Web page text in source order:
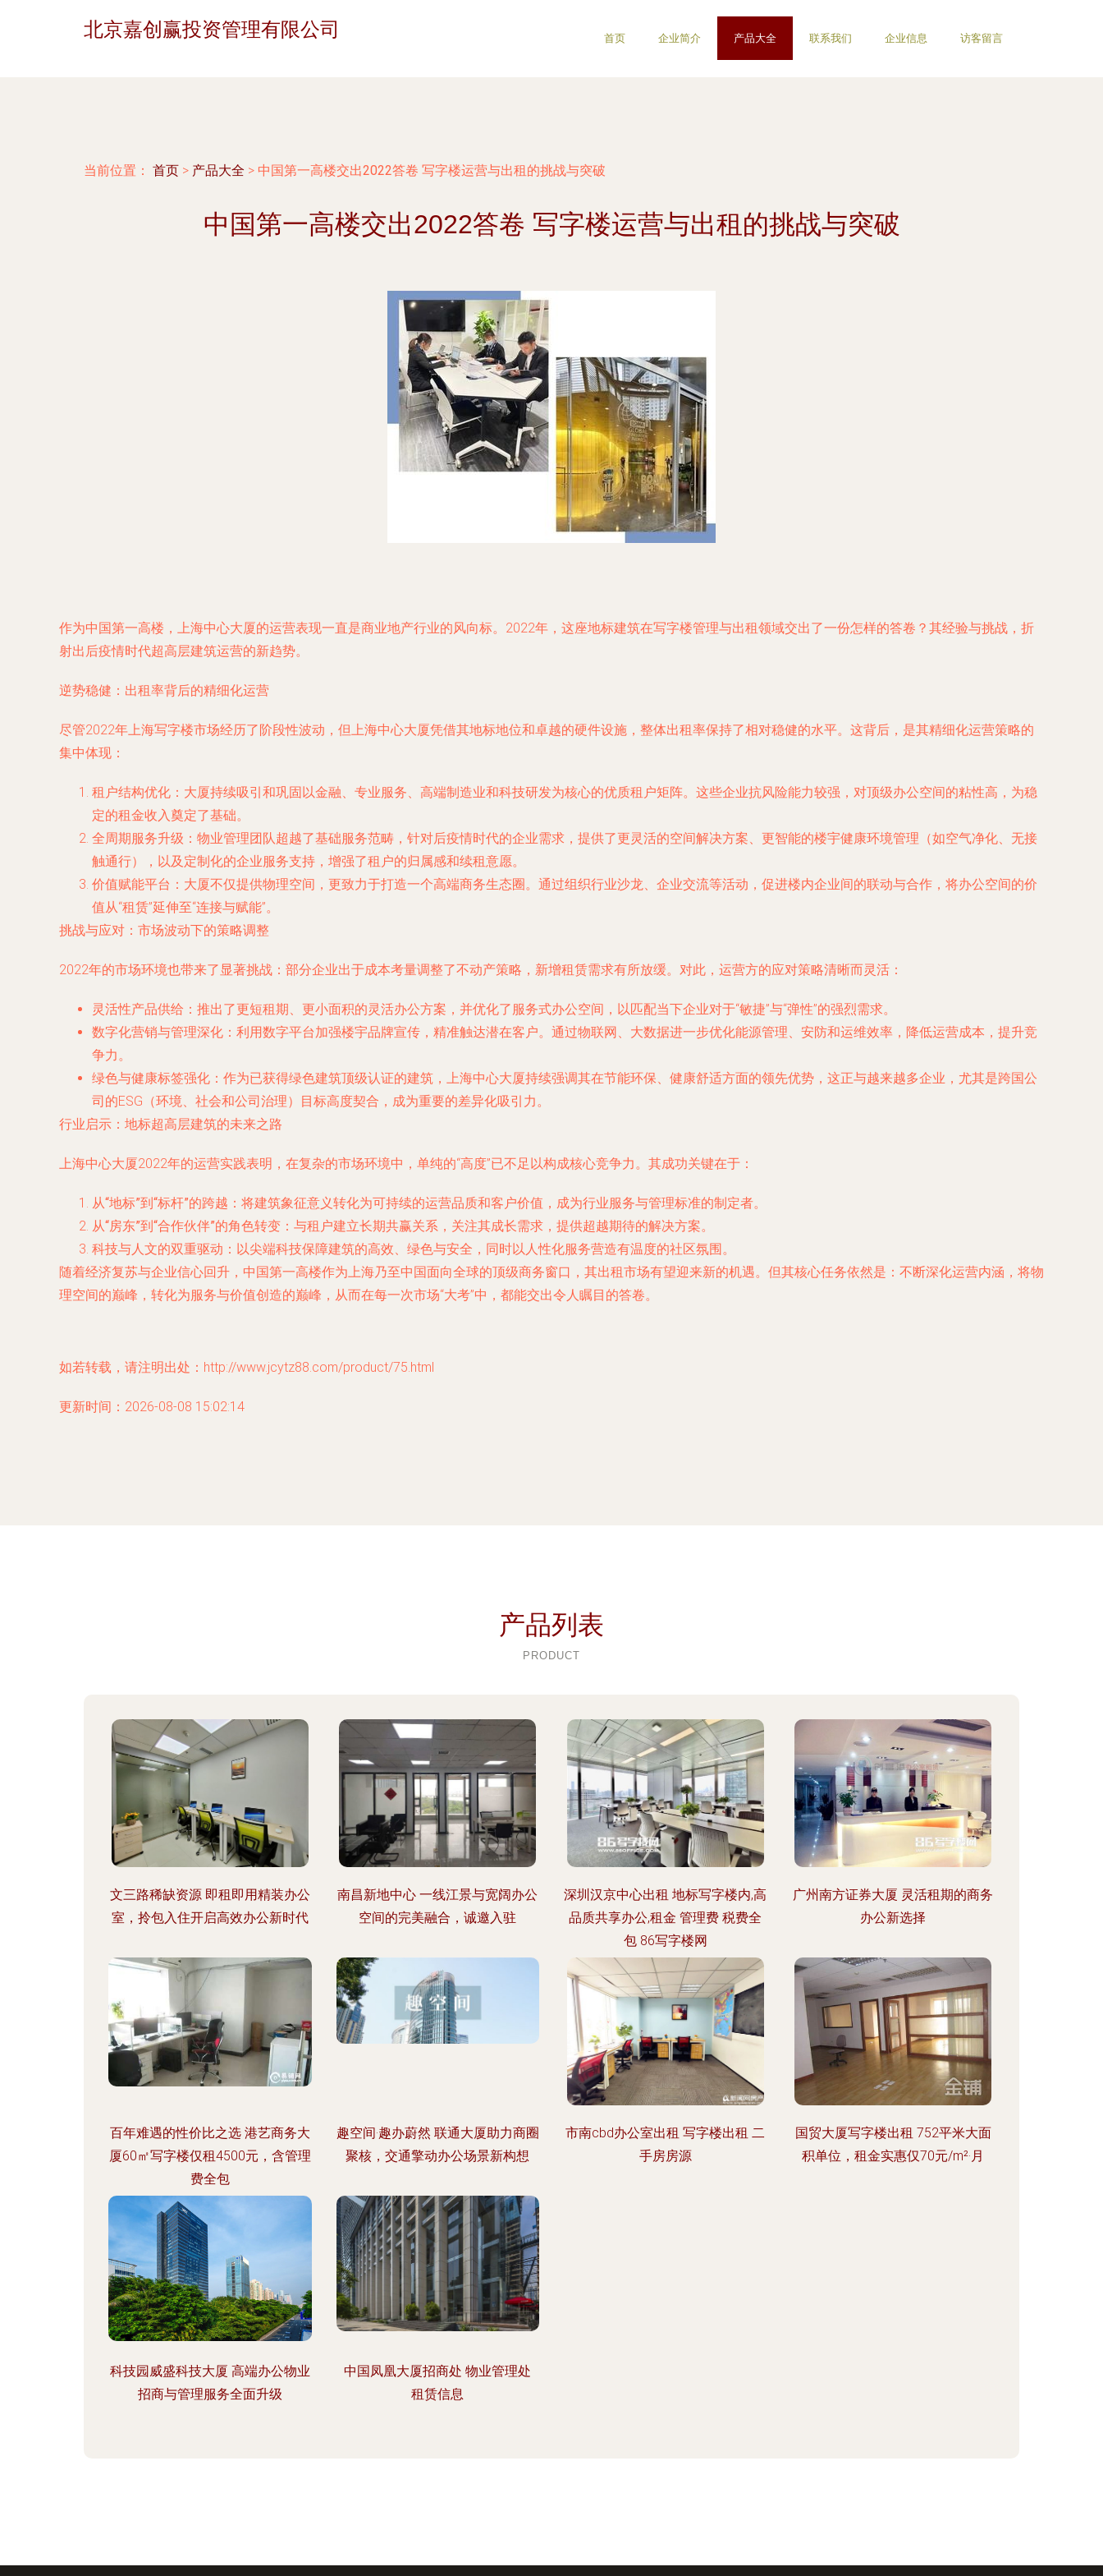
北京嘉创赢投资管理有限公司 首页 企业简介 产品大全 联系我们 企业信息 访客留言
当前位置： 首页 > 产品大全 > 中国第一高楼交出2022答卷 写字楼运营与出租的挑战与突破
中国第一高楼交出2022答卷 写字楼运营与出租的挑战与突破
作为中国第一高楼，上海中心大厦的运营表现一直是商业地产行业的风向标。2022年，这座地标建筑在写字楼管理与出租领域交出了一份怎样的答卷？其经验与挑战，折
射出后疫情时代超高层建筑运营的新趋势。
逆势稳健：出租率背后的精细化运营
尽管2022年上海写字楼市场经历了阶段性波动，但上海中心大厦凭借其地标地位和卓越的硬件设施，整体出租率保持了相对稳健的水平。这背后，是其精细化运营策略的
集中体现：
租户结构优化 ：大厦持续吸引和巩固以金融、专业服务、高端制造业和科技研发为核心的优质租户矩阵。这些企业抗风险能力较强，对顶级办公空间的粘性高，为稳
定的租金收入奠定了基础。
全周期服务升级 ：物业管理团队超越了基础服务范畴，针对后疫情时代的企业需求，提供了更灵活的空间解决方案、更智能的楼宇健康环境管理（如空气净化、无接
触通行），以及定制化的企业服务支持，增强了租户的归属感和续租意愿。
价值赋能平台 ：大厦不仅提供物理空间，更致力于打造一个高端商务生态圈。通过组织行业沙龙、企业交流等活动，促进楼内企业间的联动与合作，将办公空间的价
值从“租赁”延伸至“连接与赋能”。
挑战与应对：市场波动下的策略调整
2022年的市场环境也带来了显著挑战：部分企业出于成本考量调整了不动产策略，新增租赁需求有所放缓。对此，运营方的应对策略清晰而灵活：
灵活性产品供给 ：推出了更短租期、更小面积的灵活办公方案，并优化了服务式办公空间，以匹配当下企业对于“敏捷”与“弹性”的强烈需求。
数字化营销与管理深化 ：利用数字平台加强楼宇品牌宣传，精准触达潜在客户。通过物联网、大数据进一步优化能源管理、安防和运维效率，降低运营成本，提升竞
争力。
绿色与健康标签强化 ：作为已获得绿色建筑顶级认证的建筑，上海中心大厦持续强调其在节能环保、健康舒适方面的领先优势，这正与越来越多企业，尤其是跨国公
司的ESG（环境、社会和公司治理）目标高度契合，成为重要的差异化吸引力。
行业启示：地标超高层建筑的未来之路
上海中心大厦2022年的运营实践表明，在复杂的市场环境中，单纯的“高度”已不足以构成核心竞争力。其成功关键在于：
从“地标”到“标杆”的跨越 ：将建筑象征意义转化为可持续的运营品质和客户价值，成为行业服务与管理标准的制定者。
从“房东”到“合作伙伴”的角色转变 ：与租户建立长期共赢关系，关注其成长需求，提供超越期待的解决方案。
科技与人文的双重驱动 ：以尖端科技保障建筑的高效、绿色与安全，同时以人性化服务营造有温度的社区氛围。
随着经济复苏与企业信心回升，中国第一高楼作为上海乃至中国面向全球的顶级商务窗口，其出租市场有望迎来新的机遇。但其核心任务依然是：不断深化运营内涵，将物
理空间的巅峰，转化为服务与价值创造的巅峰，从而在每一次市场“大考”中，都能交出令人瞩目的答卷。
如若转载，请注明出处：http://www.jcytz88.com/product/75.html
更新时间：2026-08-08 15:02:14
产品列表
PRODUCT
文三路稀缺资源 即租即用精装办公
室，拎包入住开启高效办公新时代
南昌新地中心 一线江景与宽阔办公
空间的完美融合，诚邀入驻
深圳汉京中心出租 地标写字楼内,高
品质共享办公,租金 管理费 税费全
包 86写字楼网
广州南方证券大厦 灵活租期的商务
办公新选择
百年难遇的性价比之选 港艺商务大
厦60㎡写字楼仅租4500元，含管理
费全包
趣空间·趣办蔚然 联通大厦助力商圈
聚核，交通擎动办公场景新构想
市南cbd办公室出租 写字楼出租 二
手房房源
国贸大厦写字楼出租 752平米大面
积单位，租金实惠仅70元/m²·月
科技园威盛科技大厦 高端办公物业
招商与管理服务全面升级
中国凤凰大厦招商处 物业管理处
租赁信息